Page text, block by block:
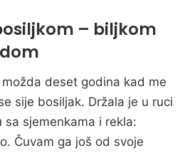
– biljkom
deset godina kad me
sije bosiljak. Držala je u ruci
sa sjemenkama i rekla:
Čuvam ga još od svoje